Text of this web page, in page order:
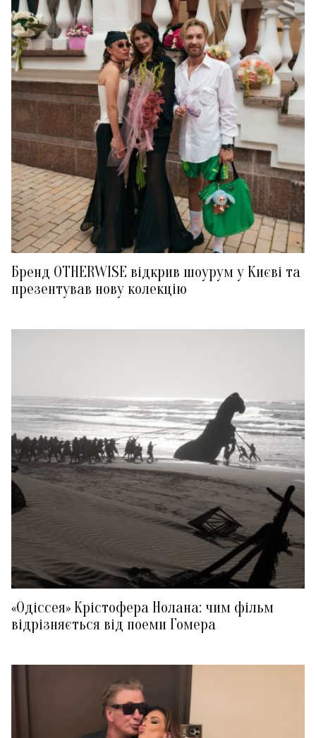
Бренд OTHERWISE відкрив шоурум у Києві та
презентував нову колекцію
«Одіссея» Крістофера Нолана: чим фільм
відрізняється від поеми Гомера